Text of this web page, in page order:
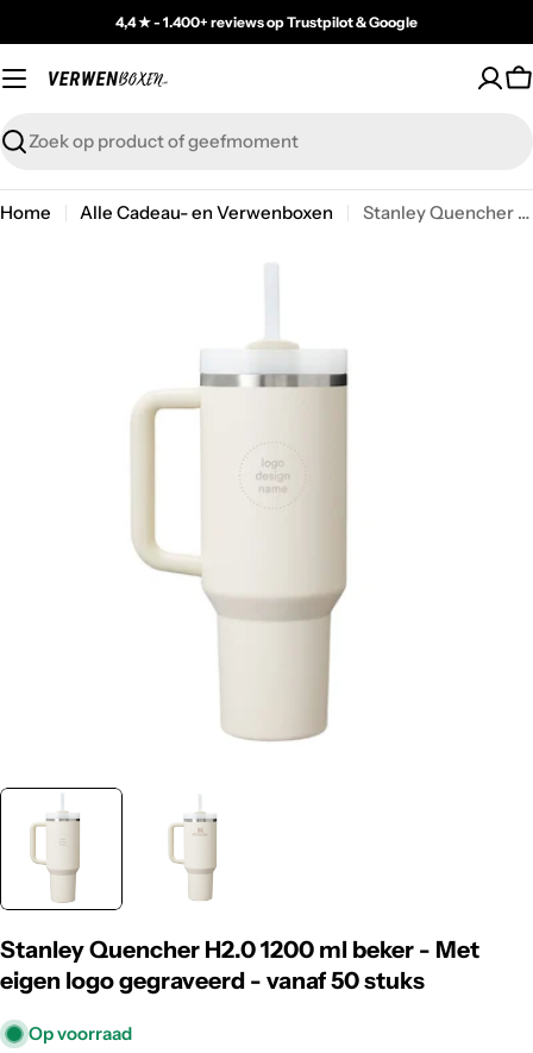
to
content
4,4 ★ - 1.400+ reviews op Trustpilot & Google
Zoeken
Home Alle Cadeau- en Verwenboxen Stanley Quencher H2.0 1200 ml beker - Met eigen logo gegraveerd - vanaf 50 stuks
Stanley Quencher H2.0 1200 ml beker - Met
eigen logo gegraveerd - vanaf 50 stuks
Op voorraad